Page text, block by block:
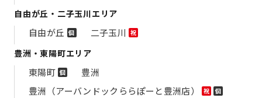
自由が丘・二子玉川エリア
自由が丘 個 二子玉川 祝
豊洲・東陽町エリア
東陽町 個
豊洲
豊洲（アーバンドックららぽーと豊洲店）
祝 個